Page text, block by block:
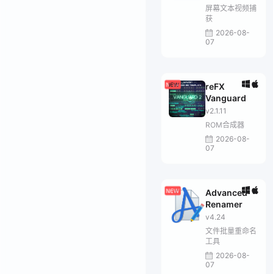
屏幕文本视频捕
获
2026-08-
07
reFX
Vanguard
v2.1.11
ROM合成器
2026-08-
07
Advanced
Renamer
v4.24
文件批量重命名
工具
2026-08-
07